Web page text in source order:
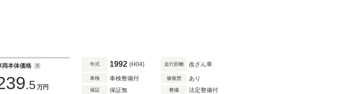
両本体価格
.5 万円
年式 1992 (H04) 走行距離 改ざん車
車検 車検整備付 修復歴 あり
保証 保証無 整備 法定整備付